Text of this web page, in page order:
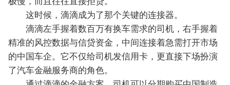
这时候，滴滴成为了那个关键的连接器。
滴滴左手握着数百万有换车需求的司机，右手握着
精准的风控数据与信贷资金，中间连接着急需打开市场
的中国车企。它不仅给司机发信用卡，更直接下场扮演
了汽车金融服务商的角色。